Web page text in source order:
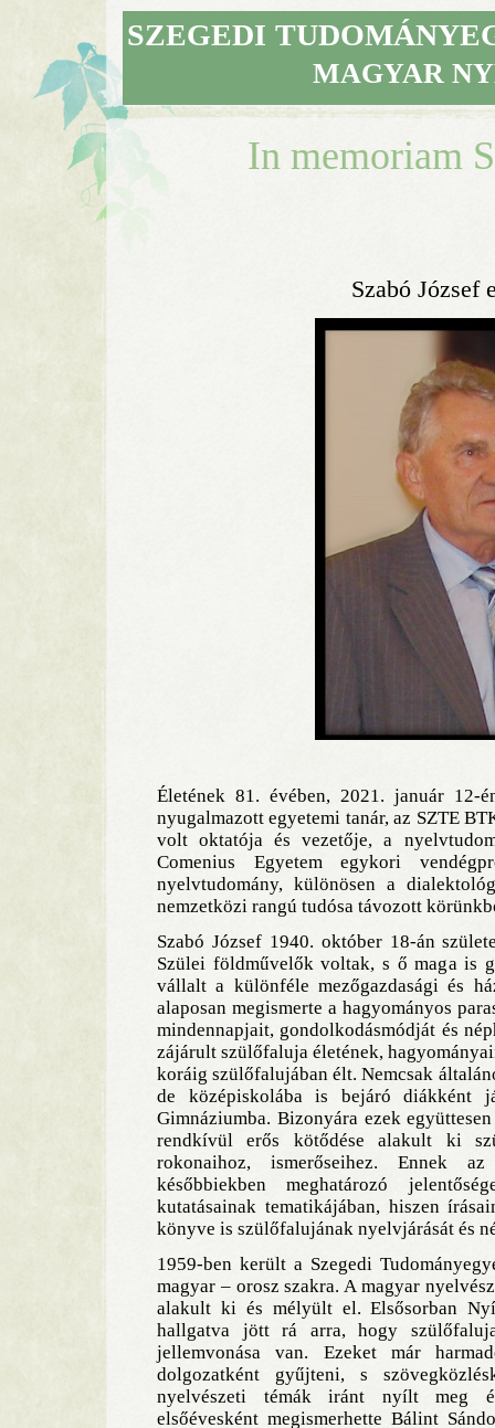
SZEGEDI
MAGYAR
In memoriam
Szabó József
Életének 81. évében, 2021. január 12-
nyugalmazott egyetemi tanár, az SZTE
volt oktatója és vezetője, a
Comenius Egyetem egykori
nyelvtudomány, különösen a
nemzetközi rangú tudósa távozott
Szabó József 1940. október 18-án
Szülei földművelők voltak, s ő maga is
vállalt a különféle mezőgazdasági és
alaposan megismerte a hagyományos
mindennapjait, gondolkodásmódját és
zájárult szülőfaluja életének,
koráig szülőfalujában élt. Nemcsak
de középiskolába is bejáró diákként
Gimnáziumba. Bizonyára ezek
rendkívül erős kötődése alakult ki
rokonaihoz, ismerőseihez. Ennek
későbbiekben meghatározó
kutatásainak tematikájában, hiszen
könyve is szülőfalujának nyelvjárását és
1959-ben került a Szegedi
magyar – orosz szakra. A magyar
alakult ki és mélyült el. Elsősor­ban
hallgatva jött rá arra, hogy
jellemvonása van. Ezeket már
dolgozatként gyűjteni, s
nyelvészeti témák iránt nyílt meg
elsőévesként megismerhette Bálint